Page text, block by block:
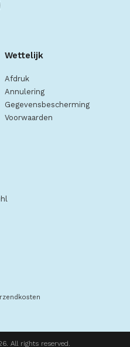
Wettelijk
Afdruk
Annulering
Gegevensbescherming
Voorwaarden
All rights reserved.